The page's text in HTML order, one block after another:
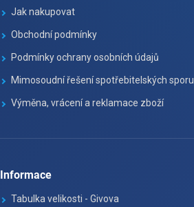
Jak nakupovat
Obchodní podmínky
Podmínky ochrany osobních údajů
Mimosoudní řešení spotřebitelských sporu
Výměna, vrácení a reklamace zboží
Informace
Tabulka velikosti - Givova